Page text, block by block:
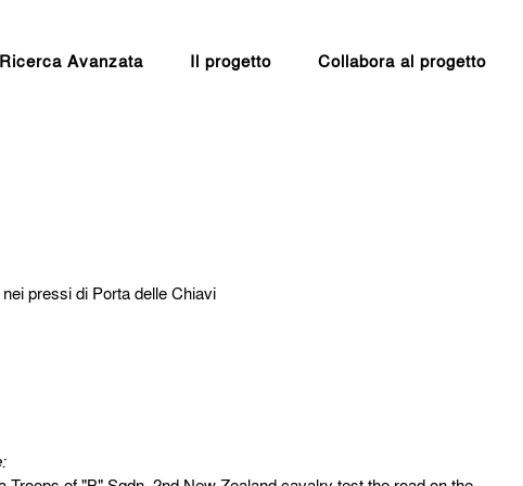
Ricerca Avanzata Il progetto Collabora al progetto
pressi di Porta delle Chiavi